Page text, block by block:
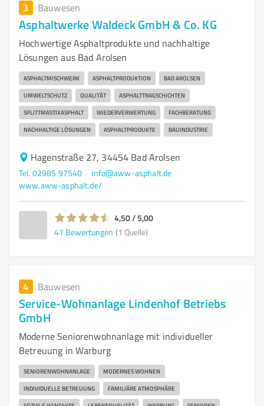
3 Bauwesen
Asphaltwerke Waldeck GmbH & Co. KG
Hochwertige Asphaltprodukte und nachhaltige
Lösungen aus Bad Arolsen
ASPHALTMISCHWERK ASPHALTPRODUKTION BAD AROLSEN
UMWELTSCHUTZ QUALITÄT ASPHALTTRAGSCHICHTEN
SPLITTMASTIXASPHALT WIEDERVERWERTUNG FACHBERATUNG
NACHHALTIGE LÖSUNGEN ASPHALTPRODUKTE BAUINDUSTRIE
Hagenstraße 27, 34454 Bad Arolsen
Tel. 02985 97540
info@aww-asphalt.de
www.aww-asphalt.de/
4,50 / 5,00
41 Bewertungen (1 Quelle)
4 Bauwesen
Service-Wohnanlage Lindenhof Betriebs
GmbH
Moderne Seniorenwohnanlage mit individueller
Betreuung in Warburg
SENIORENWOHNANLAGE MODERNES WOHNEN
INDIVIDUELLE BETREUUNG FAMILIÄRE ATMOSPHÄRE